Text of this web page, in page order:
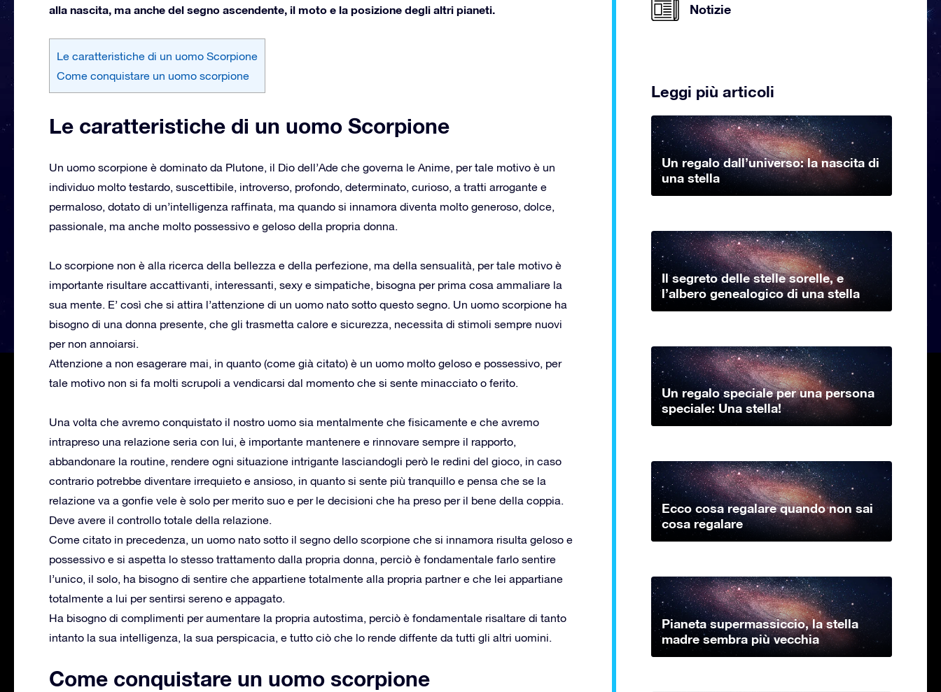
alla nascita, ma anche del segno ascendente, il moto e la posizione degli altri pianeti.
Le caratteristiche di un uomo Scorpione
Come conquistare un uomo scorpione
Le caratteristiche di un uomo Scorpione
Un uomo scorpione è dominato da Plutone, il Dio dell’Ade che governa le Anime, per tale motivo è un
individuo molto testardo, suscettibile, introverso, profondo, determinato, curioso, a tratti arrogante e
permaloso, dotato di un’intelligenza raffinata, ma quando si innamora diventa molto generoso, dolce,
passionale, ma anche molto possessivo e geloso della propria donna.
Lo scorpione non è alla ricerca della bellezza e della perfezione, ma della sensualità, per tale motivo è
importante risultare accattivanti, interessanti, sexy e simpatiche, bisogna per prima cosa ammaliare la
sua mente. E’ così che si attira l’attenzione di un uomo nato sotto questo segno. Un uomo scorpione ha
bisogno di una donna presente, che gli trasmetta calore e sicurezza, necessita di stimoli sempre nuovi
per non annoiarsi.
Attenzione a non esagerare mai, in quanto (come già citato) è un uomo molto geloso e possessivo, per
tale motivo non si fa molti scrupoli a vendicarsi dal momento che si sente minacciato o ferito.
Una volta che avremo conquistato il nostro uomo sia mentalmente che fisicamente e che avremo
intrapreso una relazione seria con lui, è importante mantenere e rinnovare sempre il rapporto,
abbandonare la routine, rendere ogni situazione intrigante lasciandogli però le redini del gioco, in caso
contrario potrebbe diventare irrequieto e ansioso, in quanto si sente più tranquillo e pensa che se la
relazione va a gonfie vele è solo per merito suo e per le decisioni che ha preso per il bene della coppia.
Deve avere il controllo totale della relazione.
Come citato in precedenza, un uomo nato sotto il segno dello scorpione che si innamora risulta geloso e
possessivo e si aspetta lo stesso trattamento dalla propria donna, perciò è fondamentale farlo sentire
l’unico, il solo, ha bisogno di sentire che appartiene totalmente alla propria partner e che lei appartiane
totalmente a lui per sentirsi sereno e appagato.
Ha bisogno di complimenti per aumentare la propria autostima, perciò è fondamentale risaltare di tanto
intanto la sua intelligenza, la sua perspicacia, e tutto ciò che lo rende diffente da tutti gli altri uomini.
Come conquistare un uomo scorpione
Notizie
Leggi più articoli
Un regalo dall’universo: la nascita di
una stella
Il segreto delle stelle sorelle, e
l’albero genealogico di una stella
Un regalo speciale per una persona
speciale: Una stella!
Ecco cosa regalare quando non sai
cosa regalare
Pianeta supermassiccio, la stella
madre sembra più vecchia